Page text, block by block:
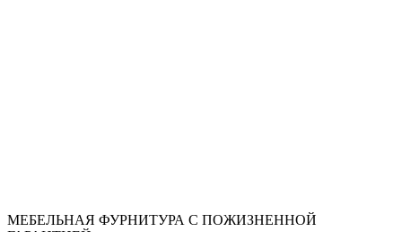
МЕБЕЛЬНАЯ ФУРНИТУРА С ПОЖИЗНЕННОЙ